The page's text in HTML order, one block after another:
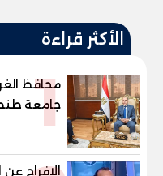
الأكثر قراءة
1
محافظ
جامعة
الاستفادة